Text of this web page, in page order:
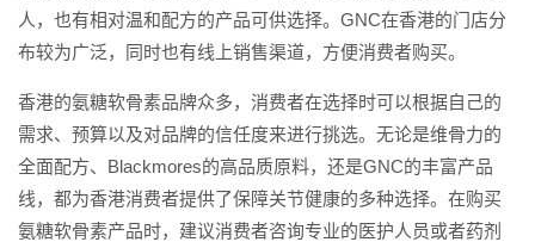
人，也有相对温和配方的产品可供选择。GNC在香港的门店分
布较为广泛，同时也有线上销售渠道，方便消费者购买。
香港的氨糖软骨素品牌众多，消费者在选择时可以根据自己的
需求、预算以及对品牌的信任度来进行挑选。无论是维骨力的
全面配方、Blackmores的高品质原料，还是GNC的丰富产品
线，都为香港消费者提供了保障关节健康的多种选择。在购买
氨糖软骨素产品时，建议消费者咨询专业的医护人员或者药剂